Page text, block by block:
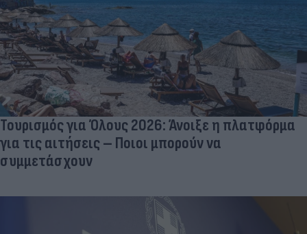
Τουρισμός για Όλους 2026: Άνοιξε η πλατφόρμα
για τις αιτήσεις – Ποιοι μπορούν να
συμμετάσχουν